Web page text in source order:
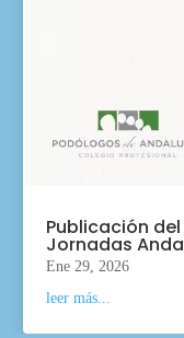
Publicación
Jornadas
Ene 29, 2026
leer más...